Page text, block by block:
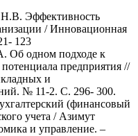
Эффективность
/ Инновационная
123
Об одном подходе к
предприятия //
и
№ 11-2. С. 296- 300.
(финансовый
учета / Азимут
и управление. –